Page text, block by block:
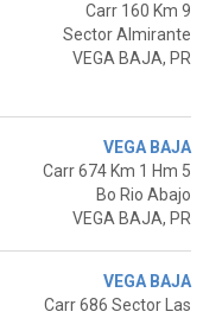
Carr 160 Km 9
Sector Almirante
VEGA BAJA, PR
VEGA BAJA
Carr 674 Km 1 Hm 5
Bo Rio Abajo
VEGA BAJA, PR
VEGA BAJA
Carr 686 Sector Las